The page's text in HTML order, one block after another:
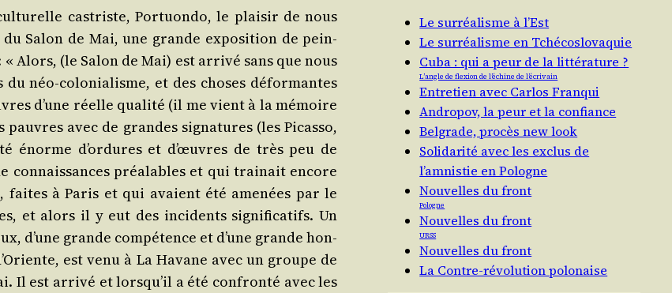
cas­triste, Por­tuon­do, le plai­sir de nous
Salon de Mai, une grande expo­si­tion de pein­
Alors, (le Salon de Mai) est arri­vé sans que nous
néo-colo­nia­lisme, et des choses défor­mantes
d’une réelle qua­li­té (il me vient à la mémoire
avec de grandes signa­tures (les Picas­so,
énorme d’or­dures et d’œuvres de très peu de
connais­sances préa­lables et qui trai­nait encore
faites à Paris et qui avaient été ame­nées par le
et alors il y eut des inci­dents signi­fi­ca­tifs. Un
d’une grande com­pé­tence et d’une grande hon­
est venu à La Havane avec un groupe de
Il est arri­vé et lors­qu’il a été confron­té avec les
Le surréalisme à l’Est
Le surréalisme en Tchécoslovaquie
Cuba : qui a peur de la littérature ?
L’angle de flexion de l’échine de l’écrivain
Entretien avec Carlos Franqui
Andropov, la peur et la confiance
Belgrade, procès new look
Solidarité avec les exclus de
l’amnistie en Pologne
Nouvelles du front
Pologne
Nouvelles du front
URSS
Nouvelles du front
La Contre-révolution polonaise